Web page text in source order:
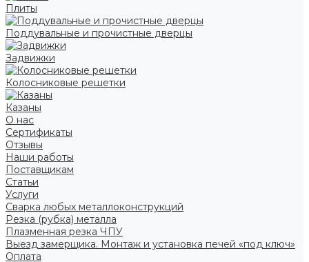
Плиты
Поддувальные и прочистные дверцы
Задвижки
Колосниковые решетки
Казаны
О нас
Сертификаты
Отзывы
Наши работы
Поставщикам
Статьи
Услуги
Сварка любых металлоконструкций
Резка (рубка) металла
Плазменная резка ЧПУ
Выезд замерщика. Монтаж и установка печей «под ключ»
Оплата